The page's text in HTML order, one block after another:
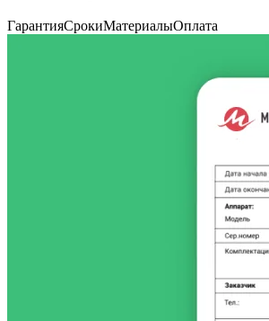
ГарантияСрокиМатериалыОплата